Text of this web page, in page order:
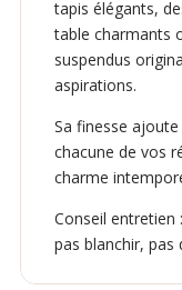
tapis élégants,
table charmants
suspendus
aspirations.
Sa finesse
chacune de vos
charme
Conseil entretien
pas blanchir, pas